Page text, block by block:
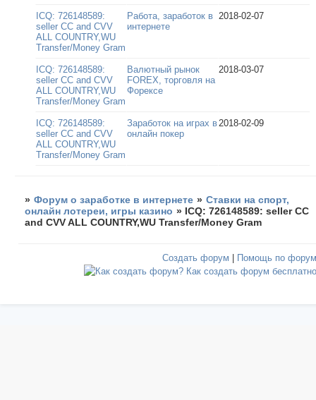
ICQ: 726148589:
seller CC and CVV
ALL COUNTRY,WU
Transfer/Money Gram
Работа, заработок в
интернете
2018-02-07
ICQ: 726148589:
seller CC and CVV
ALL COUNTRY,WU
Transfer/Money Gram
Валютный рынок
FOREX, торговля на
Форексе
2018-03-07
ICQ: 726148589:
seller CC and CVV
ALL COUNTRY,WU
Transfer/Money Gram
Заработок на играх в
онлайн покер
2018-02-09
» Форум о заработке в интернете » Ставки на спорт,
онлайн лотереи, игры казино » ICQ: 726148589: seller CC
and CVV ALL COUNTRY,WU Transfer/Money Gram
Создать форум | Помощь по